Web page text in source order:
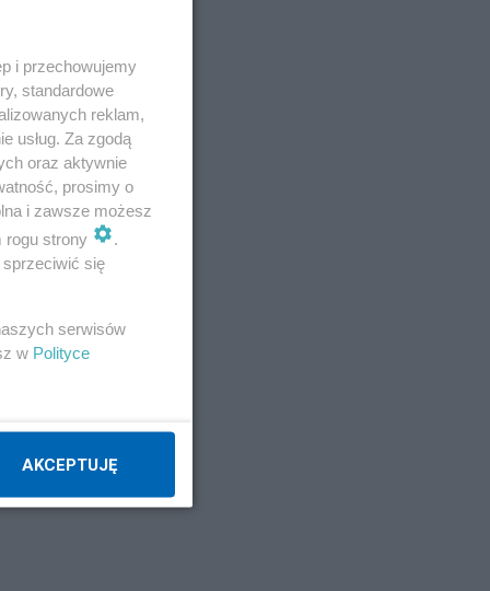
i przechowujemy
standardowe
reklam,
usług. Za zgodą
oraz aktywnie
prosimy o
i zawsze możesz
rogu strony
.
się
serwisów
w Polityce
AKCEPTUJĘ